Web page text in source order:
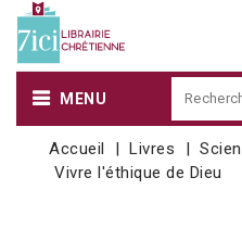
MENU
Accueil Livres
Vivre l'éthique de Dieu